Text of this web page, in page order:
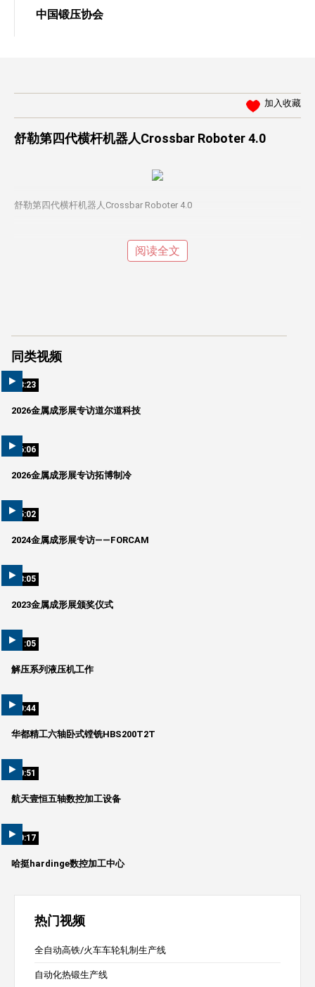
中国锻压协会
加入收藏
舒勒第四代横杆机器人Crossbar Roboter 4.0
舒勒第四代横杆机器人Crossbar Roboter 4.0
阅读全文
同类视频
03:23
2026金属成形展专访道尔道科技
06:06
2026金属成形展专访拓博制冷
05:02
2024金属成形展专访——FORCAM
58:05
2023金属成形展颁奖仪式
01:05
解压系列液压机工作
00:44
华都精工六轴卧式镗铣HBS200T2T
00:51
航天壹恒五轴数控加工设备
00:17
哈挺hardinge数控加工中心
热门视频
全自动高铁/火车车轮轧制生产线
自动化热锻生产线